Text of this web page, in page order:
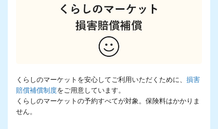
くらしのマーケットを安心してご利用いただくために、 損害
賠償補償制度をご用意しています。
くらしのマーケットの予約すべてが対象。保険料はかかりま
せん。